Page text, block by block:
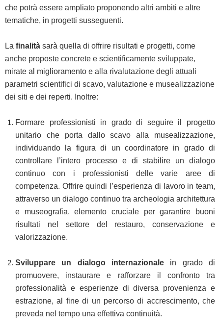
che potrà essere ampliato proponendo altri ambiti e altre
tematiche, in progetti susseguenti.
La finalità sarà quella di offrire risultati e progetti, come
anche proposte concrete e scientificamente sviluppate,
mirate al miglioramento e alla rivalutazione degli attuali
parametri scientifici di scavo, valutazione e musealizzazione
dei siti e dei reperti. Inoltre:
Formare professionisti in grado di seguire il progetto
unitario che porta dallo scavo alla musealizzazione,
individuando la figura di un coordinatore in grado di
controllare l’intero processo e di stabilire un dialogo
continuo con i professionisti delle varie aree di
competenza. Offrire quindi l’esperienza di lavoro in team,
attraverso un dialogo continuo tra archeologia architettura
e museografia, elemento cruciale per garantire buoni
risultati nel settore del restauro, conservazione e
valorizzazione.
Sviluppare un dialogo internazionale in grado di
promuovere, instaurare e rafforzare il confronto tra
professionalità e esperienze di diversa provenienza e
estrazione, al fine di un percorso di accrescimento, che
preveda nel tempo una effettiva continuità.